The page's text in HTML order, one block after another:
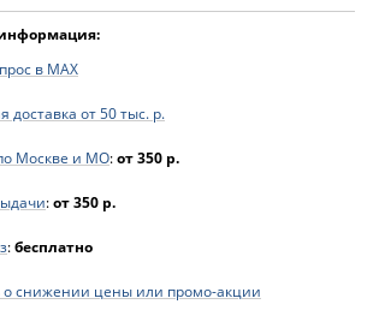
в MAX
доставка от 50 тыс. р.
Москве и МО:от 350 р.
:от 350 р.
:бесплатно
снижении цены или промо-акции